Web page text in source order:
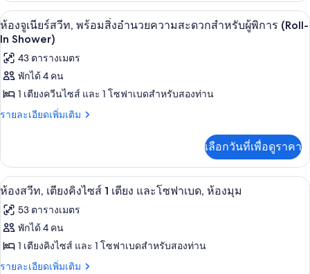
พร้อม
สิ่ง
อำนวย
ความ
สะดวก
สำหรับ
อ่างอาบน้ำ
กับ
ห้อง
จู
สวี
ท,
สิ่ง
อำนวย
ความ
ผู้
พิการ,
อ่างอาบน้ำ
เปิด
ภาพถ่าย
ทั้งหมด
ของ
ห้อง
จู
สวีท,
พร้อม
สิ่ง
อำนวย
ความ
สะดวก
ตู้นิรภัยในห้องพัก, โต๊ะทำงาน, พื้นที่ท
5
ห้องจูเนียร์สวีท, พร้อมสิ่งอำนวยความสะดวกสำหรับผู้พิการ (Roll-
In Shower)
43 ตารางเมตร
พักได้ 4 คน
1 เตียงควีนไซส์ และ 1 โซฟาเบดสำหรับสองท่าน
รายละเอียดเพิ่มเติม
ราย
เกี่ยว
กับ
ห้อง
เนียร์
สวี
พร้อม
สิ่ง
เลือกวันที่เพื่อดูราคา
เปิด
ภาพถ่าย
ทั้งหมด
ของ
ห้อง
ตู้นิรภัยในห้องพัก, โต๊ะทำงาน, พื้นที่ทำ
4
ห้องสวีท, เตียงคิงไซส์ 1 เตียง และโซฟาเบด, ห้องมุม
53 ตารางเมตร
พักได้ 4 คน
1 เตียงคิงไซส์ และ 1 โซฟาเบดสำหรับสองท่าน
รายละเอียดเพิ่มเติม
ราย